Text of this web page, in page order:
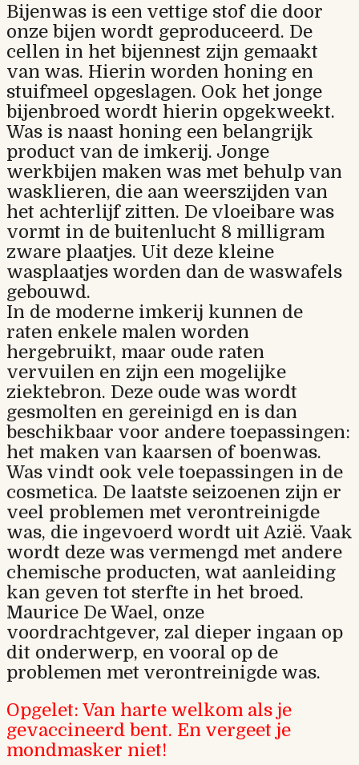
Bijenwas is een vettige stof die door
onze bijen wordt geproduceerd. De
cellen in het bijennest zijn gemaakt
van was. Hierin worden honing en
stuifmeel opgeslagen. Ook het jonge
bijenbroed wordt hierin opgekweekt.
Was is naast honing een belangrijk
product van de imkerij. Jonge
werkbijen maken was met behulp van
wasklieren, die aan weerszijden van
het achterlijf zitten. De vloeibare was
vormt in de buitenlucht 8 milligram
zware plaatjes. Uit deze kleine
wasplaatjes worden dan de waswafels
gebouwd.
In de moderne imkerij kunnen de
raten enkele malen worden
hergebruikt, maar oude raten
vervuilen en zijn een mogelijke
ziektebron. Deze oude was wordt
gesmolten en gereinigd en is dan
beschikbaar voor andere toepassingen:
het maken van kaarsen of boenwas.
Was vindt ook vele toepassingen in de
cosmetica. De laatste seizoenen zijn er
veel problemen met verontreinigde
was, die ingevoerd wordt uit Azië. Vaak
wordt deze was vermengd met andere
chemische producten, wat aanleiding
kan geven tot sterfte in het broed.
Maurice De Wael, onze
voordrachtgever, zal dieper ingaan op
dit onderwerp, en vooral op de
problemen met verontreinigde was.
Opgelet: Van harte welkom als je
gevaccineerd bent. En vergeet je
mondmasker niet!